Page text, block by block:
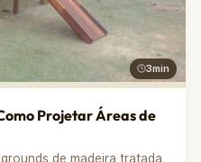
3min
Projetar Áreas de
de madeira tratada